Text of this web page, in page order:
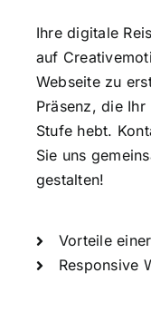
Ihre digitale
auf
Webseite zu
Präsenz, die
Stufe hebt.
Sie uns
gestalten!
Vorteile
Responsive